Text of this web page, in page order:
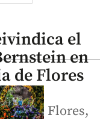
el
en
de Flores
de Flores,